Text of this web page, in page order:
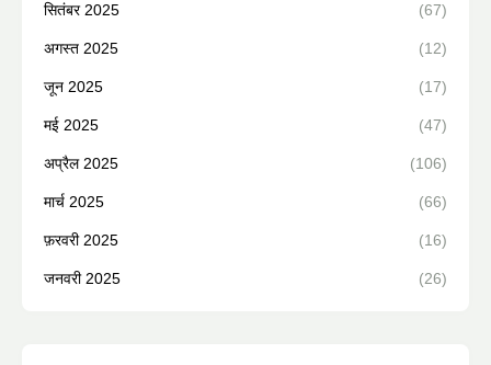
सितंबर 2025 (67)
अगस्त 2025 (12)
जून 2025 (17)
मई 2025 (47)
अप्रैल 2025 (106)
मार्च 2025 (66)
फ़रवरी 2025 (16)
जनवरी 2025 (26)